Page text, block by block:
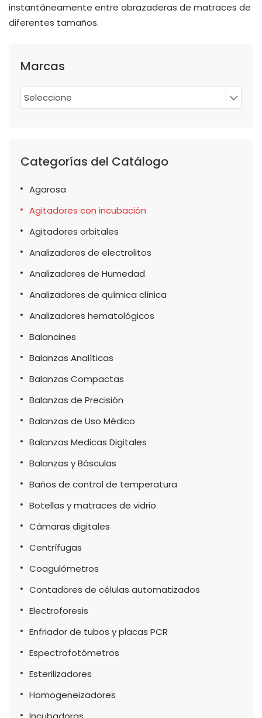
instantáneamente entre abrazaderas de matraces de
diferentes tamaños.
Marcas
Seleccione
Categorías del Catálogo
Agarosa
Agitadores con incubación
Agitadores orbitales
Analizadores de electrolitos
Analizadores de Humedad
Analizadores de química clínica
Analizadores hematológicos
Balancines
Balanzas Analíticas
Balanzas Compactas
Balanzas de Precisión
Balanzas de Uso Médico
Balanzas Medicas Digitales
Balanzas y Básculas
Baños de control de temperatura
Botellas y matraces de vidrio
Cámaras digitales
Centrífugas
Coagulómetros
Contadores de células automatizados
Electroforesis
Enfriador de tubos y placas PCR
Espectrofotómetros
Esterilizadores
Homogeneizadores